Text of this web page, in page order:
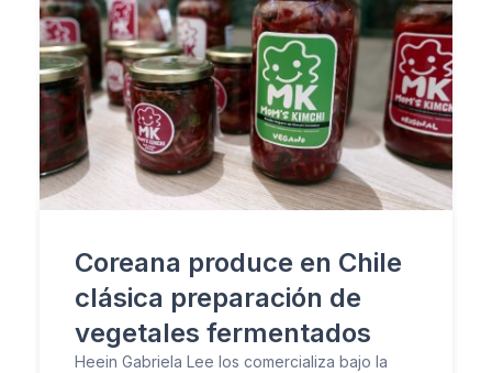
Coreana produce en Chile
clásica preparación de
vegetales fermentados
Heein Gabriela Lee los comercializa bajo la